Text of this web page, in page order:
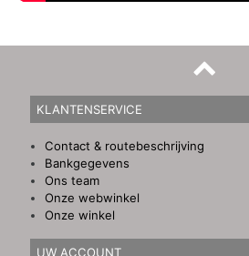
KLANTENSERVICE
Contact & routebeschrijving
Bankgegevens
Ons team
Onze webwinkel
Onze winkel
UW ACCOUNT